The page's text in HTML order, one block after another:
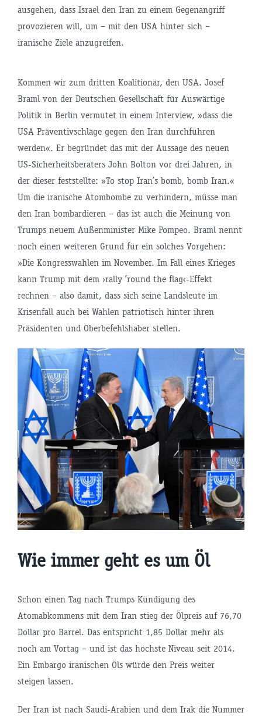
ausgehen, dass Israel den Iran zu einem Gegenangriff
provozieren will, um – mit den USA hinter sich –
iranische Ziele anzugreifen.
Kommen wir zum dritten Koalitionär, den USA. Josef
Braml von der Deutschen Gesellschaft für Auswärtige
Politik in Berlin vermutet in einem Interview, »dass die
USA Präventivschläge gegen den Iran durchführen
werden«. Er begründet das mit der Aussage des neuen
US-Sicherheitsberaters John Bolton vor drei Jahren, in
der dieser feststellte: »To stop Iran’s bomb, bomb Iran.«
Um die iranische Atombombe zu verhindern, müsse man
den Iran bombardieren – das ist auch die Meinung von
Trumps neuem Außenminister Mike Pompeo. Braml nennt
noch einen weiteren Grund für ein solches Vorgehen:
»Die Kongresswahlen im November. Im Fall eines Krieges
kann Trump mit dem ›rally ’round the flag‹-Effekt
rechnen – also damit, dass sich seine Landsleute im
Krisenfall auch bei Wahlen patriotisch hinter ihren
Präsidenten und Oberbefehlshaber stellen.
Wie immer geht es um Öl
Schon einen Tag nach Trumps Kündigung des
Atomabkommens mit dem Iran stieg der Ölpreis auf 76,70
Dollar pro Barrel. Das entspricht 1,85 Dollar mehr als
noch am Vortag – und ist das höchste Niveau seit 2014.
Ein Embargo iranischen Öls würde den Preis weiter
steigen lassen.
Der Iran ist nach Saudi-Arabien und dem Irak die Nummer